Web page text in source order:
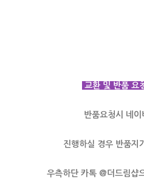
교환 및 반품 요
반품요청시 네이
진행하실 경우 반품지
우측하단 카톡 @더드림샵